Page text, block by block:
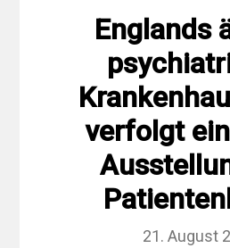
Englands
verfolgt
21. August